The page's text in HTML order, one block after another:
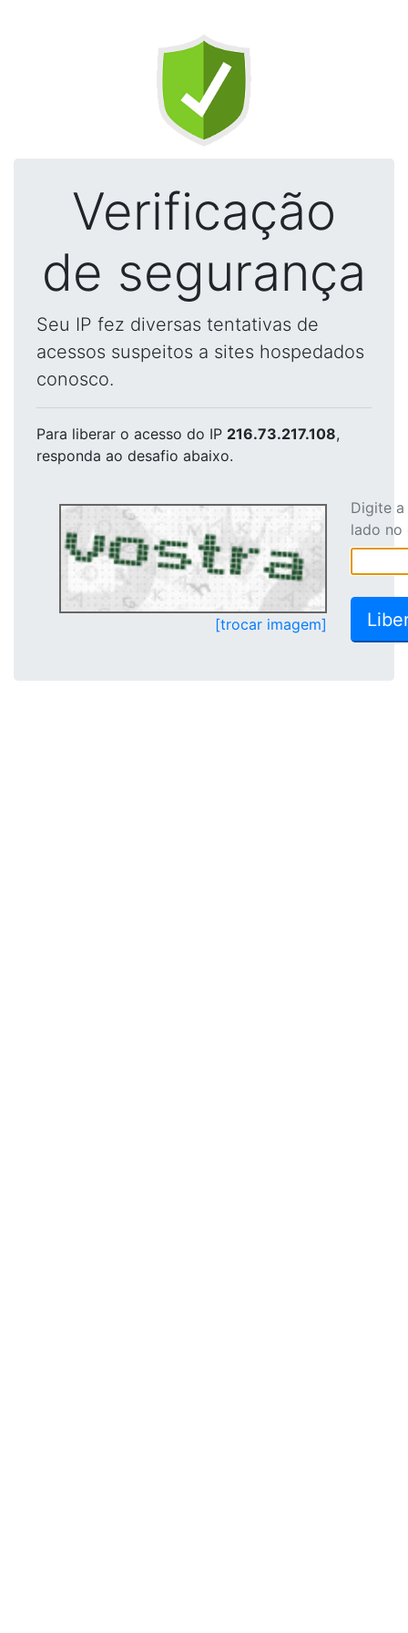
Verificação
de segurança
Seu IP fez diversas tentativas de
acessos suspeitos a sites hospedados
conosco.
Para liberar o acesso do IP 216.73.217.108,
responda ao desafio abaixo.
[trocar imagem]
Digite
lado no